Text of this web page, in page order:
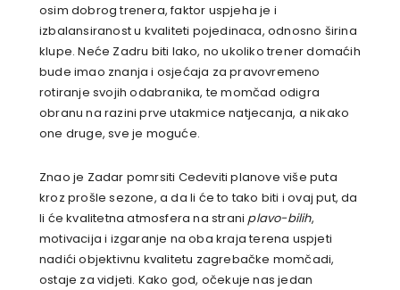
osim dobrog trenera, faktor uspjeha je i
izbalansiranost u kvaliteti pojedinaca, odnosno širina
klupe. Neće Zadru biti lako, no ukoliko trener domaćih
bude imao znanja i osjećaja za pravovremeno
rotiranje svojih odabranika, te momčad odigra
obranu na razini prve utakmice natjecanja, a nikako
one druge, sve je moguće.
Znao je Zadar pomrsiti Cedeviti planove više puta
kroz prošle sezone, a da li će to tako biti i ovaj put, da
li će kvalitetna atmosfera na straniplavo-bilih,
motivacija i izgaranje na oba kraja terena uspjeti
nadići objektivnu kvalitetu zagrebačke momčadi,
ostaje za vidjeti. Kako god, očekuje nas jedan